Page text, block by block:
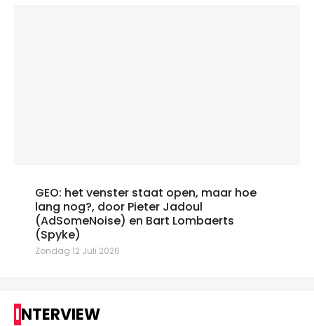
GEO: het venster staat open, maar hoe
lang nog?, door Pieter Jadoul
(AdSomeNoise) en Bart Lombaerts
(Spyke)
Zondag 12 Juli 2026
INTERVIEW